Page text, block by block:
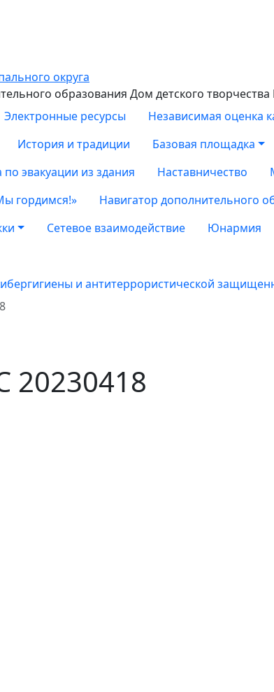
образования Дом детского
Электронные ресурсы Независимая оценка
История и традиции Базовая площадка
эвакуации из здания Наставничество
гордимся!»
Навигатор дополнительного
Сетевое взаимодействие Юнармия
и антитеррористической